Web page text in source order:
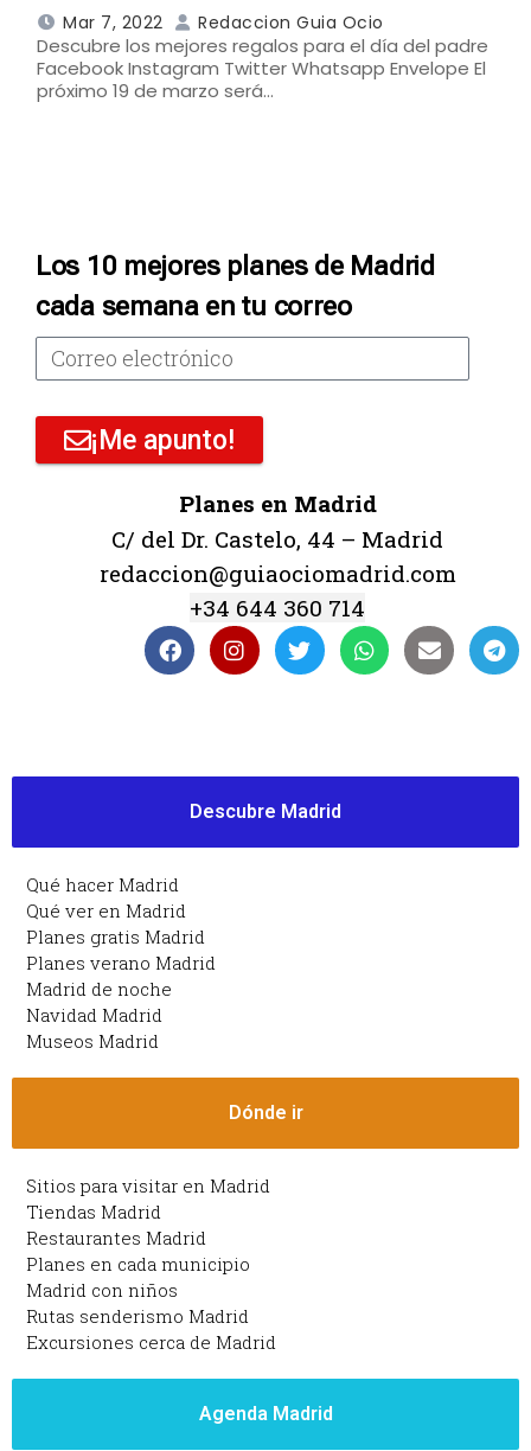
Mar 7, 2022 Redaccion Guia Ocio
Descubre los mejores regalos para el día del padre
Facebook Instagram Twitter Whatsapp Envelope El
próximo 19 de marzo será…
Los 10 mejores planes de Madrid
cada semana en tu correo
¡Me apunto!
Planes en Madrid
C/ del Dr. Castelo, 44 – Madrid
redaccion@guiaociomadrid.com
+34 644 360 714
Descubre Madrid
Qué hacer Madrid
Qué ver en Madrid
Planes gratis Madrid
Planes verano Madrid
Madrid de noche
Navidad Madrid
Museos Madrid
Dónde ir
Sitios para visitar en Madrid
Tiendas Madrid
Restaurantes Madrid
Planes en cada municipio
Madrid con niños
Rutas senderismo Madrid
Excursiones cerca de Madrid
Agenda Madrid